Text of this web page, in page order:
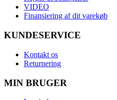
VIDEO
Finansiering af dit varekøb
KUNDESERVICE
Kontakt os
Returnering
MIN BRUGER